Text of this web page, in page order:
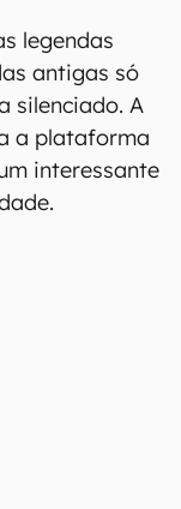
legendas
antigas só
silenciado. A
a plataforma
interessante